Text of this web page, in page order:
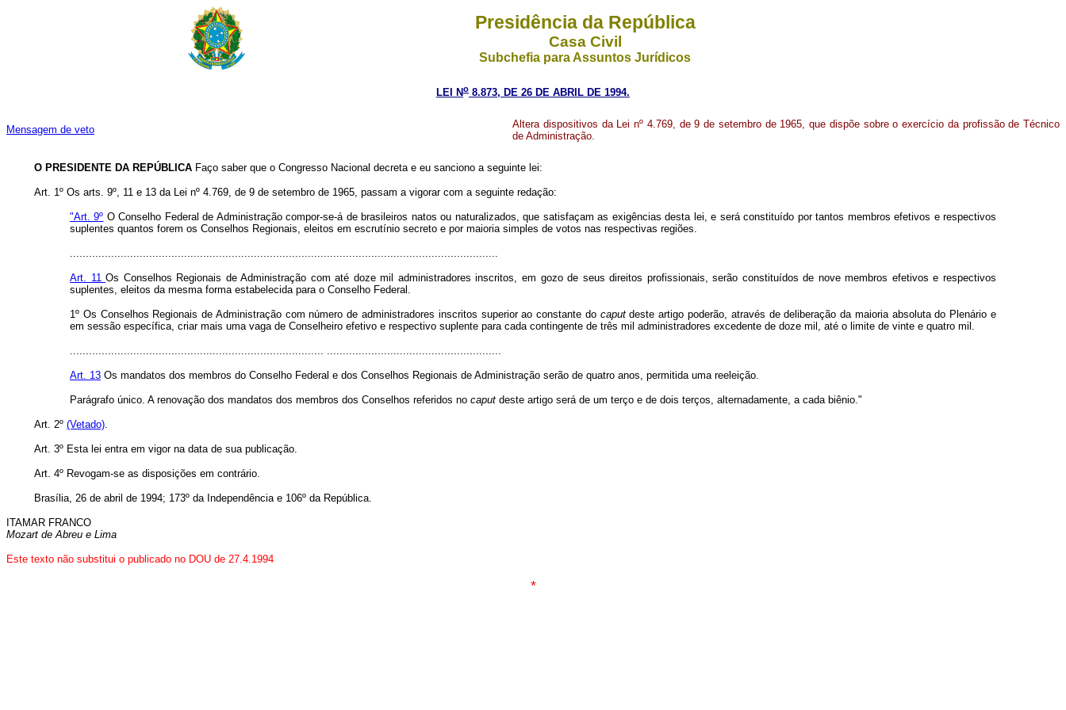
Presidência da República
Casa Civil
Subchefia para Assuntos Jurídicos
LEI No 8.873, DE 26 DE ABRIL DE 1994.
Mensagem de veto
Altera dispositivos da Lei nº 4.769, de 9 de setembro de 1965, que dispõe sobre o exercício da profissão de Técnico
de Administração.
O PRESIDENTE DA REPÚBLICA Faço saber que o Congresso Nacional decreta e eu sanciono a seguinte lei:
Art. 1º Os arts. 9º, 11 e 13 da Lei nº 4.769, de 9 de setembro de 1965, passam a vigorar com a seguinte redação:
"Art. 9º O Conselho Federal de Administração compor-se-á de brasileiros natos ou naturalizados, que satisfaçam as exigências desta lei, e será constituído por tantos membros efetivos e respectivos
suplentes quantos forem os Conselhos Regionais, eleitos em escrutínio secreto e por maioria simples de votos nas respectivas regiões.
.......................................................................................................................................
Art. 11Os Conselhos Regionais de Administração com até doze mil administradores inscritos, em gozo de seus direitos profissionais, serão constituídos de nove membros efetivos e respectivos
suplentes, eleitos da mesma forma estabelecida para o Conselho Federal.
1º Os Conselhos Regionais de Administração com número de administradores inscritos superior ao constante do caput deste artigo poderão, através de deliberação da maioria absoluta do Plenário e
em sessão específica, criar mais uma vaga de Conselheiro efetivo e respectivo suplente para cada contingente de três mil administradores excedente de doze mil, até o limite de vinte e quatro mil.
................................................................................ .......................................................
Art. 13 Os mandatos dos membros do Conselho Federal e dos Conselhos Regionais de Administração serão de quatro anos, permitida uma reeleição.
Parágrafo único. A renovação dos mandatos dos membros dos Conselhos referidos no caput deste artigo será de um terço e de dois terços, alternadamente, a cada biênio."
Art. 2º (Vetado).
Art. 3º Esta lei entra em vigor na data de sua publicação.
Art. 4º Revogam-se as disposições em contrário.
Brasília, 26 de abril de 1994; 173º da Independência e 106º da República.
ITAMAR FRANCO
Mozart de Abreu e Lima
Este texto não substitui o publicado no DOU de 27.4.1994
*